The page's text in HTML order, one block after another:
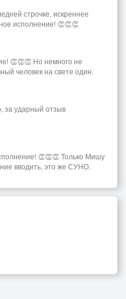
строчке, искреннее
исполнение! 👏👏👏
👏👏👏 Но немного не
человек на свете один.
за ударный отзыв
👏👏👏 Только Мишу
вводить, это же СУНО.